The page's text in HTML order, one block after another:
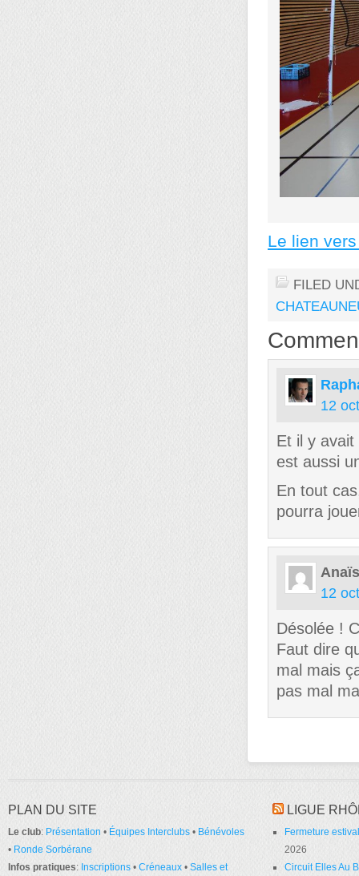
Le lien
FILED
12
Et il y
est aussi
En tout
pourra
Anaïs
12
Désolée !
Faut dire
mal mais
pas mal
PLAN DU SITE
Le club: Présentation • Équipes Interclubs • Bénévoles
• Ronde Sorbérane
Infos pratiques: Inscriptions • Créneaux • Salles et
LIGUE
Fermeture
2026
Circuit Elles Au